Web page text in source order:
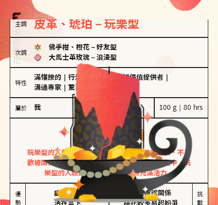
主調 皮革、琥珀－玩樂型
次調
佛手柑、橙花 － 好友型
大馬士革玫瑰 － 浪漫型
特性
滿懂撩的 行走的發電機｜ 情緒價值提供者
溝通專家
驚喜製造機
屬於 我 100 g｜80 hrs
玩樂型
皮革、琥珀
玩樂型的人熱情洋溢，視戀愛為一場刺激的遊戲，不喜
歡被關係中的限制綑綁。無論是約會中還是交往中，玩
樂型的人總能帶來樂趣，讓關係充滿活力。
優
勢
幽默風趣
活在當下
害怕確認關係
桃花較多易起紛爭
挑
戰